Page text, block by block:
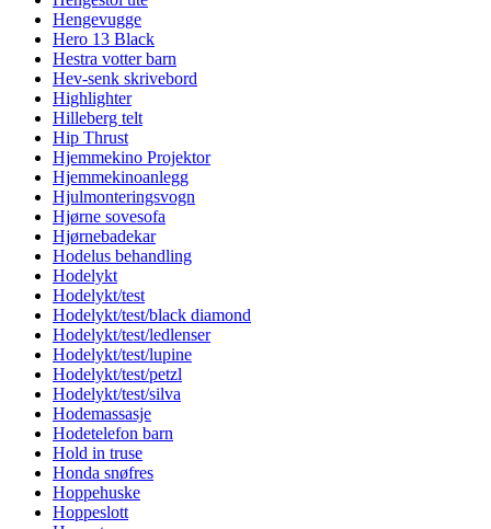
Hengevugge
Hero 13 Black
Hestra votter barn
Hev-senk skrivebord
Highlighter
Hilleberg telt
Hip Thrust
Hjemmekino Projektor
Hjemmekinoanlegg
Hjulmonteringsvogn
Hjørne sovesofa
Hjørnebadekar
Hodelus behandling
Hodelykt
Hodelykt/test
Hodelykt/test/black diamond
Hodelykt/test/ledlenser
Hodelykt/test/lupine
Hodelykt/test/petzl
Hodelykt/test/silva
Hodemassasje
Hodetelefon barn
Hold in truse
Honda snøfres
Hoppehuske
Hoppeslott